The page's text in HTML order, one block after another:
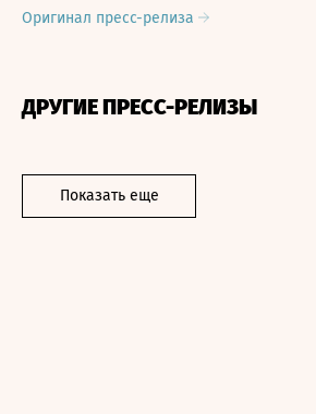
Оригинал пресс-релиза
ДРУГИЕ ПРЕСС-РЕЛИЗЫ
Показать еще